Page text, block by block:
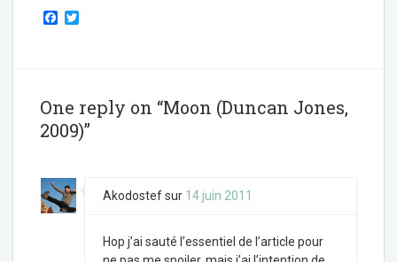
F
o
k
r
One reply on “Moon (Duncan Jones,
2009)”
Akodostefsur 14 juin 2011
Hop j’ai sauté l’essentiel de l’article pour